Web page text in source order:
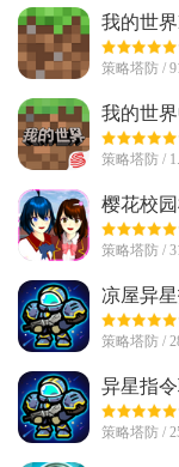
我的世
策略塔防 /
我的世界
策略塔防 /
樱花校园
策略塔防 /
凉屋异
文最新版
策略塔防 /
异星指
新版
策略塔防 /